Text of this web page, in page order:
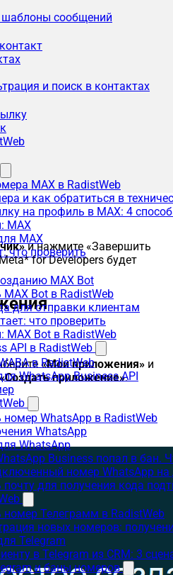
сообщений
и поиск в контактах
MAX в RadistWeb
и как обратиться в
на профиль в MAX: 4
MAX
MAX
что проверить
MAX Bot
Bot в RadistWeb
для отправки клиентам
что проверить
MAX Bot в RadistWeb
API в RadistWeb
в RadistWeb
WhatsApp Business API
WhatsApp в RadistWeb
WhatsApp
WhatsApp
Business попал в бан.
номер WhatsApp на
для получения кода
Телеграмм в RadistWeb
новых номеров:
Telegram
в Telegram из CRM: 3
и баны номеров
и нажмите «Завершить
for Developers будет
«Мои приложения» и
«Создать приложение».